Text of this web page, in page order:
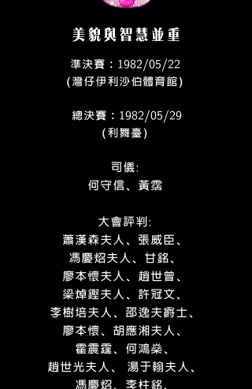
準決賽﹕1982/05/22
（灣仔伊利沙伯體育館）
總決賽﹕1982/05/29
（利舞臺）
司儀:
何守信、黃霑
大會評判:
蕭漢森夫人、張威臣、
馮慶炤夫人、甘銘、
廖本懷夫人、趙世曾、
梁焯鏗夫人、許冠文、
李樹培夫人、邵逸夫爵士、
廖本懷、胡應湘夫人、
霍震霆、何鴻燊、
趙世光夫人、 湯于翰夫人、
馮慶炤、李柱銘、